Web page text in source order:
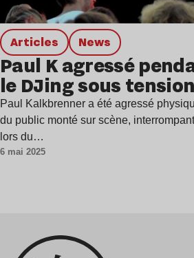
Articles news
Paul K agressé
le DJing sous tension
Paul Kalkbrenner a été agressé
du public monté sur scène,
lors du…
6 mai 2025